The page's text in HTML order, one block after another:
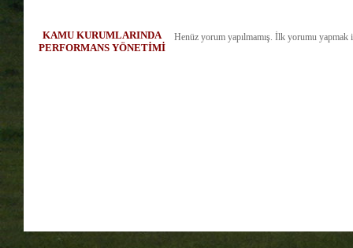
KAMU KURUMLARINDA
PERFORMANS YÖNETİMİ
Henüz yorum yapılmamış. İlk yorumu